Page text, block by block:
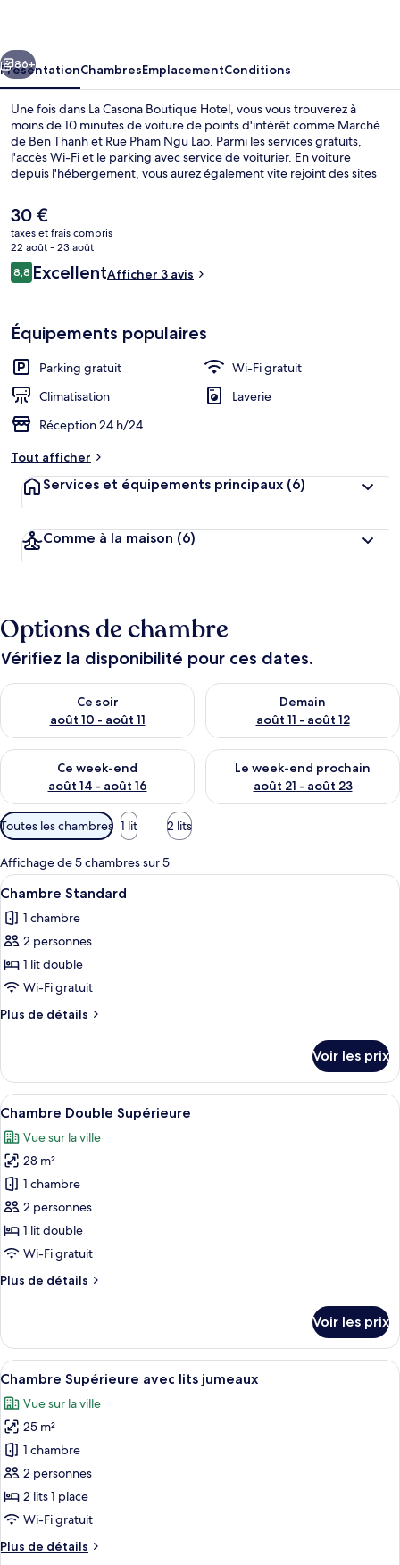
Suivant
86+
PrésentationChambresEmplacementConditions
Une fois dans La Casona Boutique Hotel, vous vous trouverez à
moins de 10 minutes de voiture de points d'intérêt comme Marché
de Ben Thanh et Rue Pham Ngu Lao. Parmi les services gratuits,
l'accès Wi-Fi et le parking avec service de voiturier. En voiture
depuis l'hébergement, vous aurez également vite rejoint des sites
Vien.
Le
prix
actuel
est
de
30 €
taxes et frais compris
22 août - 23 août
Avis
voyageurs
8,88,8 sur 10
ExcellentAfficher 3 avis
Équipements populaires
Parking gratuit
Wi-Fi gratuit
Climatisation
Laverie
Réception 24 h/24
Tout afficher
Services et équipements principaux (6)
Comme à la maison (6)
Options de chambre
Vérifiez la disponibilité pour ces dates.
Ce soir
août 10 - août 11
Vérifier la disponibilité pour ce soir août 10 - août 11
Demain
août 11 - août 12
Vérifier la disponibilité pour
Ce week-end
août 14 - août 16
Vérifier la disponibilité pour ce week-end août 14 - août 16
Le week-end prochain
août 21 - août 23
Vérifier la disponibilité pour
Filtres
disponibles
pour
les
chambres
Toutes les chambres 1 lit 2 lits
Affichage de 5 chambres sur 5
Afficher
toutes
les
photos
pour
ce
type
de
Chambre
Standard
Une chambre à coucher
17
Chambre Standard
1 chambre
2 personnes
1 lit double
Wi-Fi gratuit
Plus de détails
Plus
le
type
de
Chambre
Standard
Voir les prix
Afficher
toutes
les
photos
pour
ce
type
de
chambre :
Chambre
Une chambre d’hôtel avec un
16
Chambre Double Supérieure
Vue sur la ville
28 m²
1 chambre
2 personnes
1 lit double
Wi-Fi gratuit
Plus de détails
Plus
le
type
de
Chambre
Double
Supérieure
Voir les prix
Afficher
toutes
les
photos
pour
ce
type
de
chambre :
Chambre
Une chambre d’hôtel avec deux
13
Chambre Supérieure avec lits jumeaux
Vue sur la ville
25 m²
1 chambre
2 personnes
2 lits 1 place
Wi-Fi gratuit
Plus de détails
Plus